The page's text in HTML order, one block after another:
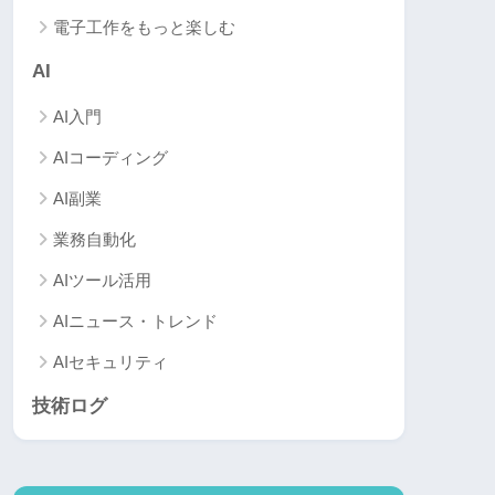
電子工作をもっと楽しむ
AI
AI入門
AIコーディング
AI副業
業務自動化
AIツール活用
AIニュース・トレンド
AIセキュリティ
技術ログ